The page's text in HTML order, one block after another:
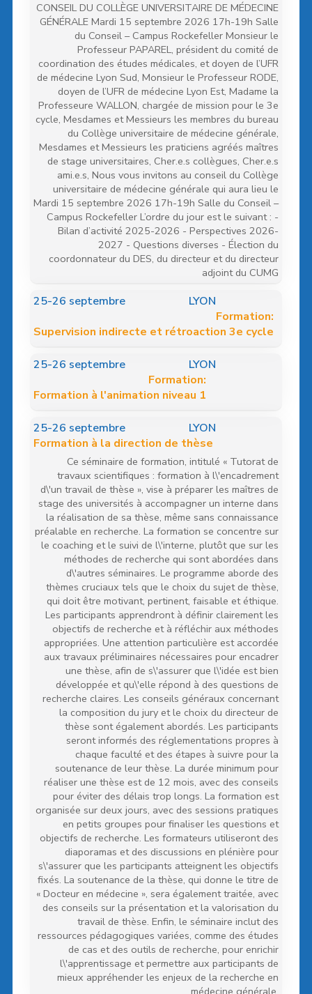
CONSEIL DU COLLÈGE UNIVERSITAIRE DE MÉDECINE
GÉNÉRALE Mardi 15 septembre 2026 17h-19h Salle
du Conseil – Campus Rockefeller Monsieur le
Professeur PAPAREL, président du comité de
coordination des études médicales, et doyen de l’UFR
de médecine Lyon Sud, Monsieur le Professeur RODE,
doyen de l’UFR de médecine Lyon Est, Madame la
Professeure WALLON, chargée de mission pour le 3e
cycle, Mesdames et Messieurs les membres du bureau
du Collège universitaire de médecine générale,
Mesdames et Messieurs les praticiens agréés maîtres
de stage universitaires, Cher.e.s collègues, Cher.e.s
ami.e.s, Nous vous invitons au conseil du Collège
universitaire de médecine générale qui aura lieu le
Mardi 15 septembre 2026 17h-19h Salle du Conseil –
Campus Rockefeller L’ordre du jour est le suivant : -
Bilan d’activité 2025-2026 - Perspectives 2026-
2027 - Questions diverses - Élection du
coordonnateur du DES, du directeur et du directeur
adjoint du CUMG
25-26 septembre
LYON
Formation:
Supervision indirecte et rétroaction 3e cycle
25-26 septembre
LYON
Formation:
Formation à l'animation niveau 1
25-26 septembre
LYON
Formation à la direction de thèse
Ce séminaire de formation, intitulé « Tutorat de
travaux scientifiques : formation à l\'encadrement
d\'un travail de thèse », vise à préparer les maîtres de
stage des universités à accompagner un interne dans
la réalisation de sa thèse, même sans connaissance
préalable en recherche. La formation se concentre sur
le coaching et le suivi de l\'interne, plutôt que sur les
méthodes de recherche qui sont abordées dans
d\'autres séminaires. Le programme aborde des
thèmes cruciaux tels que le choix du sujet de thèse,
qui doit être motivant, pertinent, faisable et éthique.
Les participants apprendront à définir clairement les
objectifs de recherche et à réfléchir aux méthodes
appropriées. Une attention particulière est accordée
aux travaux préliminaires nécessaires pour encadrer
une thèse, afin de s\'assurer que l\'idée est bien
développée et qu\'elle répond à des questions de
recherche claires. Les conseils généraux concernant
la composition du jury et le choix du directeur de
thèse sont également abordés. Les participants
seront informés des réglementations propres à
chaque faculté et des étapes à suivre pour la
soutenance de leur thèse. La durée minimum pour
réaliser une thèse est de 12 mois, avec des conseils
pour éviter des délais trop longs. La formation est
organisée sur deux jours, avec des sessions pratiques
en petits groupes pour finaliser les questions et
objectifs de recherche. Les formateurs utiliseront des
diaporamas et des discussions en plénière pour
s\'assurer que les participants atteignent les objectifs
fixés. La soutenance de la thèse, qui donne le titre de
« Docteur en médecine », sera également traitée, avec
des conseils sur la présentation et la valorisation du
travail de thèse. Enfin, le séminaire inclut des
ressources pédagogiques variées, comme des études
de cas et des outils de recherche, pour enrichir
l\'apprentissage et permettre aux participants de
mieux appréhender les enjeux de la recherche en